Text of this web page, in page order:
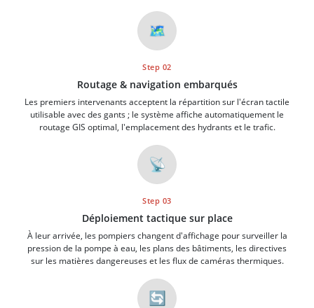
🗺️
Step 02
Routage & navigation embarqués
Les premiers intervenants acceptent la répartition sur l'écran tactile
utilisable avec des gants ; le système affiche automatiquement le
routage GIS optimal, l'emplacement des hydrants et le trafic.
📡
Step 03
Déploiement tactique sur place
À leur arrivée, les pompiers changent d'affichage pour surveiller la
pression de la pompe à eau, les plans des bâtiments, les directives
sur les matières dangereuses et les flux de caméras thermiques.
🔄